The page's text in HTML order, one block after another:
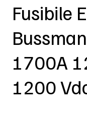
Fusibile
1700A
1200